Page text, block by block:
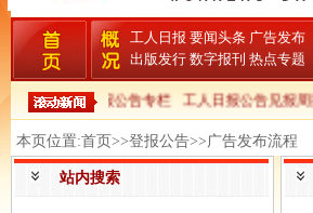
工人日报 要闻头条 广告发布
出版发行 数字报刊 热点专题
工人日报公告专栏 工人日报公告见报周期
本页位置:首页>>登报公告>>广告发布流程
站内搜索